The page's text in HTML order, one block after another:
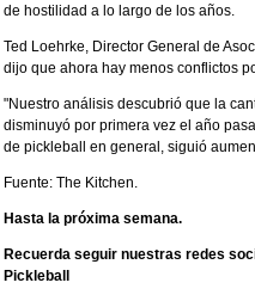
de hostilidad a lo largo de los años.
Ted Loehrke, Director General de
dijo que ahora hay menos conflictos
"Nuestro análisis descubrió que la
disminuyó por primera vez el año
de pickleball en general, siguió
Fuente: The Kitchen.
Hasta la próxima semana.
Recuerda seguir nuestras redes
Pickleball